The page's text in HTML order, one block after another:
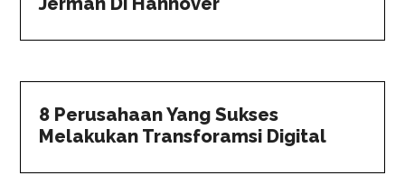
8 Perusahaan Yang Sukses
Melakukan Transforamsi Digital